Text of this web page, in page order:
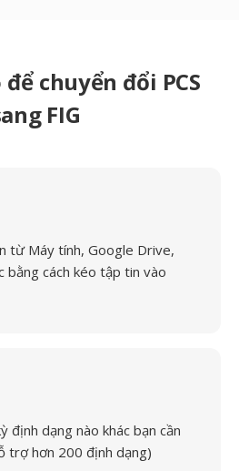
chuyển đổi PCS
FIG
từ Máy tính, Google Drive,
bằng cách kéo tập tin vào
định dạng nào khác bạn cần
trợ hơn 200 định dạng)